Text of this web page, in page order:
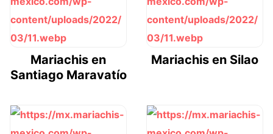
Mariachis en
Santiago Maravatío
Mariachis en Silao